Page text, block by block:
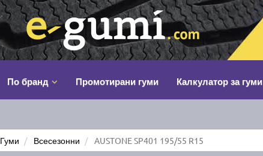
По бранд Промотирани гуми Калкулатор за гуми
Гуми Всесезонни AUSTONE SP401 195/55 R15